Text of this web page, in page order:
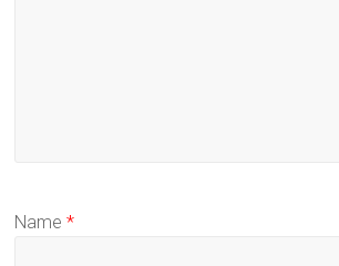
Name*